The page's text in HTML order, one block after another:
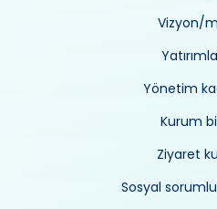
Vizyon/
Yönetim
Kurum
Ziyaret
Sosyal